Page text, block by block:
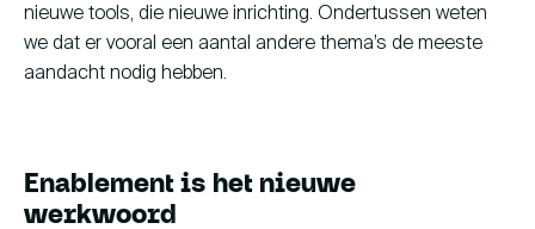
nieuwe tools, die nieuwe inrichting. Ondertussen weten
we dat er vooral een aantal andere thema’s de meeste
aandacht nodig hebben.
Enablement is het nieuwe
werkwoord